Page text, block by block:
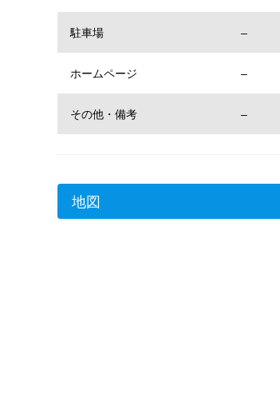
駐車場 –
ホームページ –
その他・備考 –
地図